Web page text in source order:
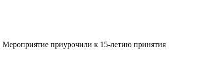
Мероприятие приурочили к 15-летию принятия